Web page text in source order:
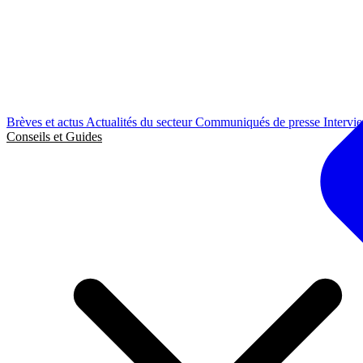
Brèves et actus Actualités du secteurCommuniqués de presse
Conseils et Guides